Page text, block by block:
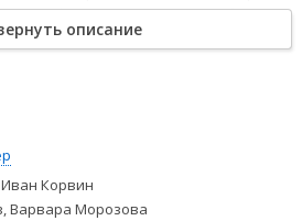
режиссёра-талантища, который уже
подряд. Действие происходит
от цивилизации - зрителя
И вот начинается 12-е шоу. Но в
Результат - один из актёров
администрация и зритель
от внешнего мира. И тут движущей
пороки и слабости.
спектакль - без главных и
первый план выходит каждый. Его
себя и за судьбы тех, кто рядом.
описание
Корвин
Варвара Морозова